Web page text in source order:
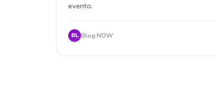
evento.
BL Blog NOW